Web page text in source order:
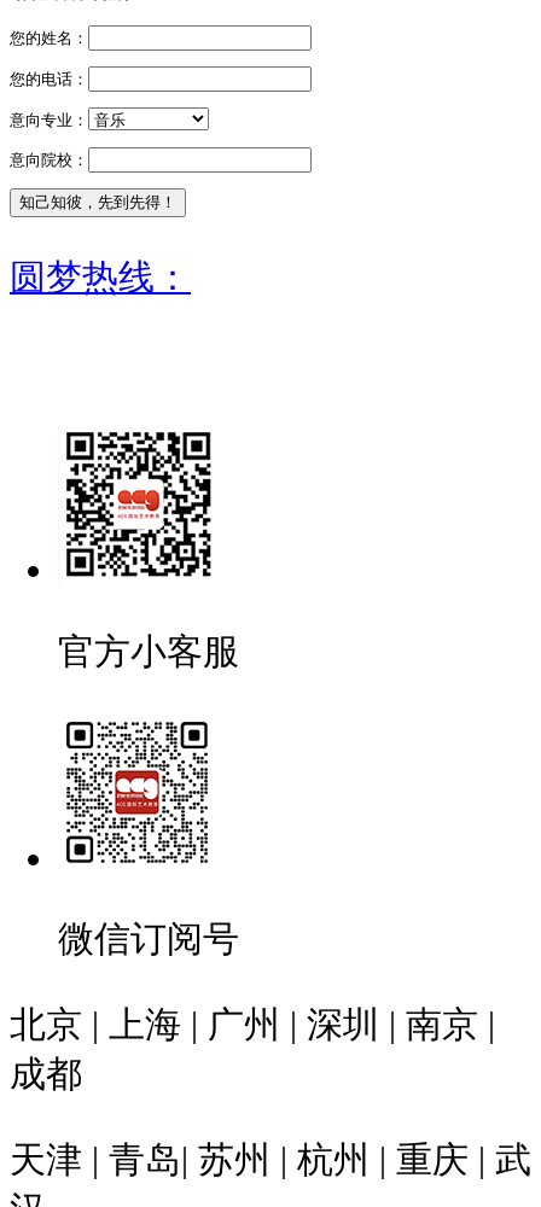
您的姓名：
您的电话：
意向专业：
意向院校：
圆梦热线：
官方小客服
微信订阅号
北京 | 上海 | 广州 | 深圳 | 南京 |
成都
天津 | 青岛| 苏州 | 杭州 | 重庆 | 武